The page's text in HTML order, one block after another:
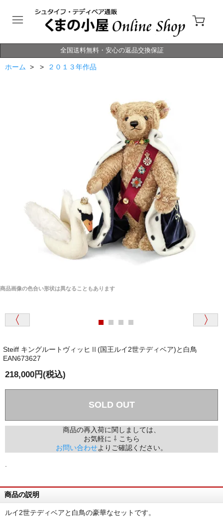
全国送料無料・安心の返品交換保証
ホーム > > ２０１３年作品
商品画像の色合い形状は異なることもあります
Steiff キングルートヴィッヒⅡ(国王ルイ2世テディベア)と白鳥
EAN673627
218,000円(税込)
SOLD OUT
商品の再入荷に関しましては、
お気軽に ⇩ こちら
お問い合わせよりご確認ください。
商品の説明
ルイ2世テディベアと白鳥の豪華なセットです。